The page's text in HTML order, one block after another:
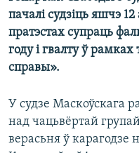
пачалі судзіць яшчэ
пратэстах супраць
году і гвалту ў
справы».
У судзе Маскоўскага
над чацьвёртай
верасьня ў карагодзе